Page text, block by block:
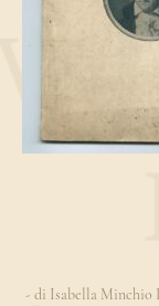
- di Isabella Minchio